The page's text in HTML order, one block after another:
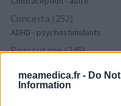
meamedica.fr - Do
Information
Concerta (252)
ADHD - psychostimulants
Roaccutane (245)
Keppra (245)